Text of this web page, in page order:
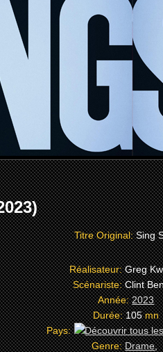
Titre Original:Sing
Réalisateur:Greg
Scénariste:Clint
Année:2023
Durée:105mn
Pays:
Genre:Drame,